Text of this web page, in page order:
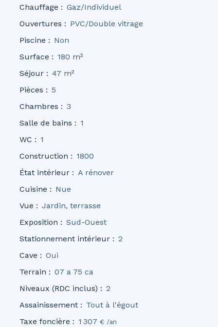
Chauffage : Gaz/Individuel
Ouvertures : PVC/Double vitrage
Piscine : Non
Surface : 180 m²
Séjour : 47 m²
Pièces : 5
Chambres : 3
Salle de bains : 1
WC : 1
Construction : 1800
État intérieur : A rénover
Cuisine : Nue
Vue : Jardin, terrasse
Exposition : Sud-Ouest
Stationnement intérieur : 2
Cave : Oui
Terrain : 07 a 75 ca
Niveaux (RDC inclus) : 2
Assainissement : Tout à l'égout
Taxe foncière : 1 307 € /an